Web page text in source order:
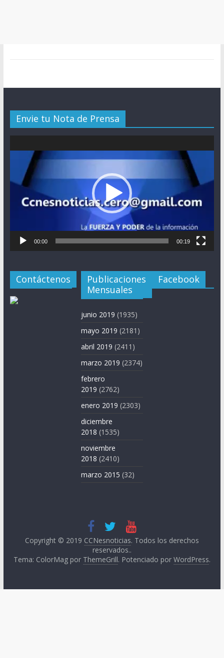
Envie tu Nota de Prensa
de
00:00 00:19
Contáctenos
Publicaciones
Mensuales
junio 2019 (1935)
mayo 2019 (2181)
abril 2019 (2411)
marzo 2019 (2374)
febrero
2019 (2762)
enero 2019 (2303)
diciembre
2018 (1535)
noviembre
2018 (2410)
marzo 2015 (32)
Facebook
Copyright © 2019 CCNesnoticias. Todos los derechos
reservados..
Tema: ColorMag por ThemeGrill. Potenciado por WordPress.